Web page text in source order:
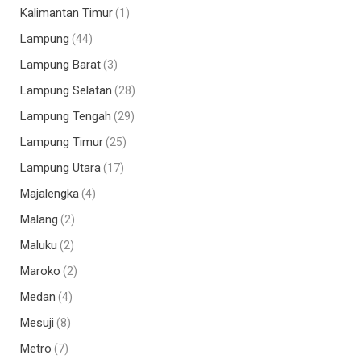
Kalimantan Timur(1)
Lampung (44)
Lampung Barat(3)
Lampung Selatan (28)
Lampung Tengah (29)
Lampung Timur(25)
Lampung Utara(17)
Majalengka(4)
Malang (2)
Maluku (2)
Maroko (2)
Medan (4)
Mesuji (8)
Metro (7)